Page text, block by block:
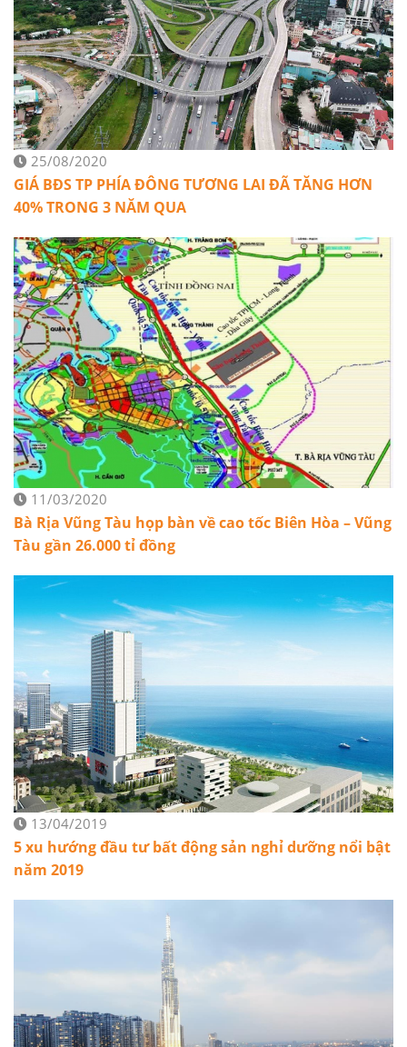
25/08/2020
GIÁ BĐS TP PHÍA ĐÔNG TƯƠNG LAI ĐÃ TĂNG HƠN
40% TRONG 3 NĂM QUA
11/03/2020
Bà Rịa Vũng Tàu họp bàn về cao tốc Biên Hòa – Vũng
Tàu gần 26.000 tỉ đồng
13/04/2019
5 xu hướng đầu tư bất động sản nghỉ dưỡng nổi bật
năm 2019